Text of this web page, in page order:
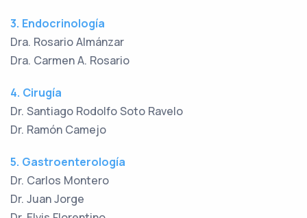
3. Endocrinología
Dra. Rosario Almánzar
Dra. Carmen A. Rosario
4. Cirugía
Dr. Santiago Rodolfo Soto Ravelo
Dr. Ramón Camejo
5. Gastroenterología
Dr. Carlos Montero
Dr. Juan Jorge